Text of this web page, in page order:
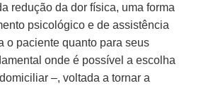
redução da dor física, uma forma
psicológico e de assistência
o paciente quanto para seus
onde é possível a escolha
–, voltada a tornar a